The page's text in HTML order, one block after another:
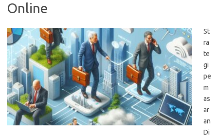
Online
St
ra
te
gi
pe
m
as
ar
an
Di